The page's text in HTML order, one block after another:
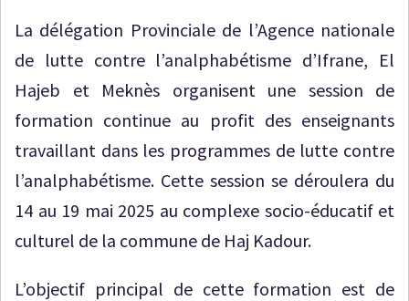
La délégation Provinciale de l’Agence nationale
de lutte contre l’analphabétisme d’Ifrane, El
Hajeb et Meknès organisent une session de
formation continue au profit des enseignants
travaillant dans les programmes de lutte contre
l’analphabétisme. Cette session se déroulera du
14 au 19 mai 2025 au complexe socio-éducatif et
culturel de la commune de Haj Kadour.
L’objectif principal de cette formation est de